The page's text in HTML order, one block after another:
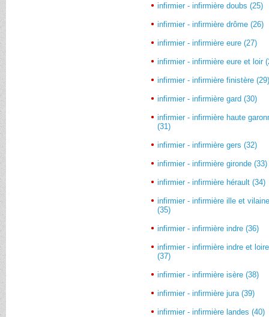
infirmier - infirmière doubs (25)
infirmier - infirmière drôme (26)
infirmier - infirmière eure (27)
infirmier - infirmière eure et loir
infirmier - infirmière finistère
infirmier - infirmière gard (30)
infirmier - infirmière haute
(31)
infirmier - infirmière gers (32)
infirmier - infirmière gironde (33)
infirmier - infirmière hérault (34)
infirmier - infirmière ille et
(35)
infirmier - infirmière indre (36)
infirmier - infirmière indre et loire
(37)
infirmier - infirmière isère (38)
infirmier - infirmière jura (39)
infirmier - infirmière landes (40)